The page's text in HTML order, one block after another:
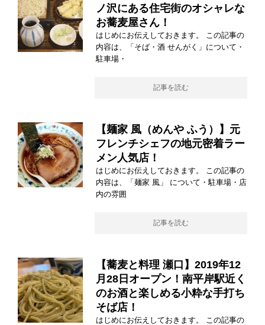
ノ沢にある住宅街のオシャレな
お蕎麦屋さん！
はじめにお伝えしておきます。 この記事の
内容は、「そば・酒 せんがく」について・
駐車場・
記事を読む
【麺家 風（めんや ふう）】元
フレンチシェフの地元密着ラー
メン人気店！
はじめにお伝えしておきます。 この記事の
内容は、「麺家 風」 について・駐車場・店
内の雰囲
記事を読む
【蕎麦と料理 瀬口】2019年12
月28日オープン！南平岸駅近く
のお酒と楽しめる小粋な手打ち
そば店！
はじめにお伝えしておきます。 この記事の